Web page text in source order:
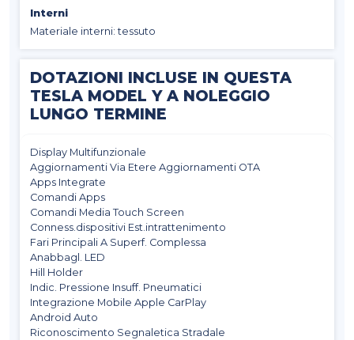
Interni
Materiale interni: tessuto
DOTAZIONI INCLUSE IN QUESTA
TESLA MODEL Y A NOLEGGIO
LUNGO TERMINE
Display Multifunzionale
Aggiornamenti Via Etere Aggiornamenti OTA
Apps Integrate
Comandi Apps
Comandi Media Touch Screen
Conness.dispositivi Est.intrattenimento
Fari Principali A Superf. Complessa
Anabbagl. LED
Hill Holder
Indic. Pressione Insuff. Pneumatici
Integrazione Mobile Apple CarPlay
Android Auto
Riconoscimento Segnaletica Stradale